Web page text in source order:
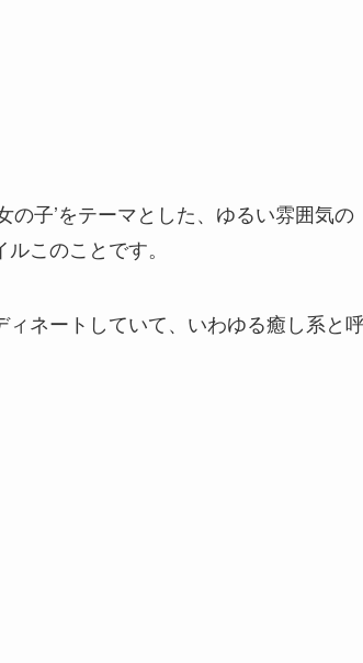
の子’をテーマとした、ゆるい雰囲気の
このことです。
ネートしていて、いわゆる癒し系と